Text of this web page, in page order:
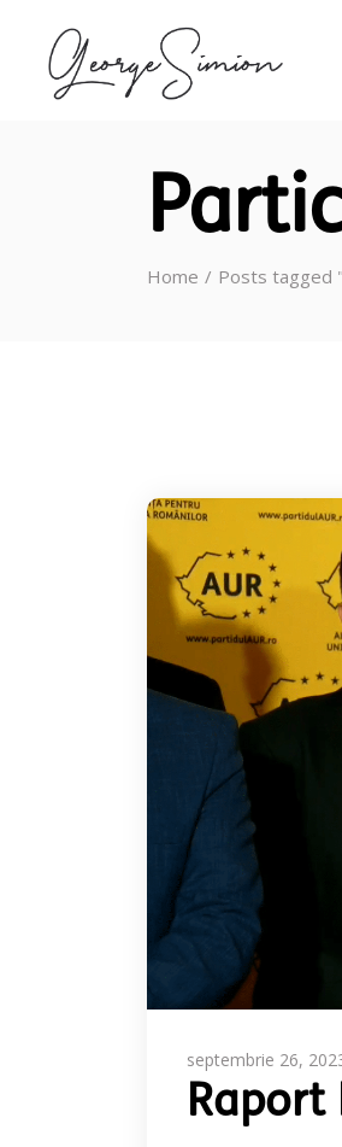
Home Posts tagged
septembrie 26,
Raport